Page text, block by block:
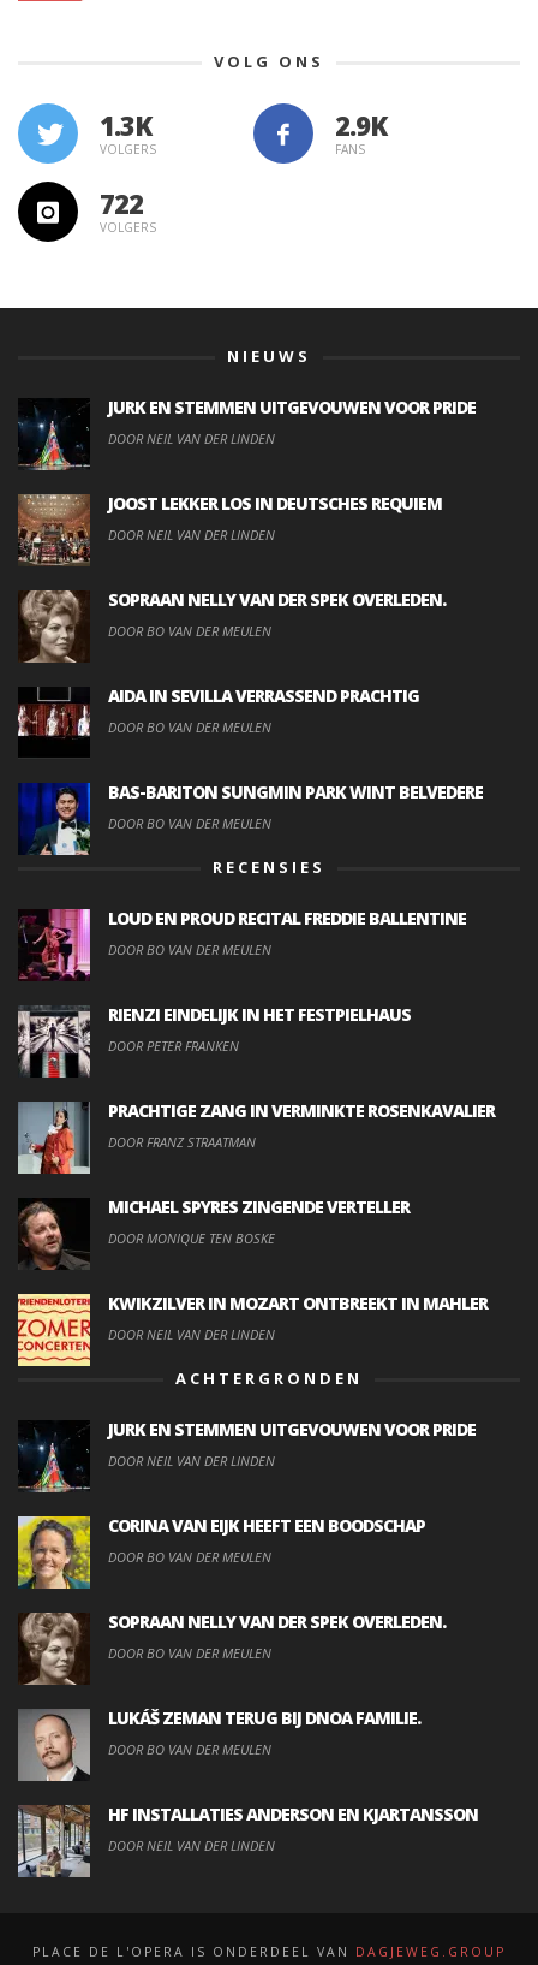
VOLG ONS
1.3K
VOLGERS FANS
722
VOLGERS
NIEUWS
JURK EN STEMMEN UITGEVOUWEN VOOR PRIDE
DOOR NEIL VAN DER LINDEN
JOOST LEKKER LOS IN DEUTSCHES REQUIEM
DOOR NEIL VAN DER LINDEN
SOPRAAN NELLY VAN DER SPEK OVERLEDEN.
DOOR BO VAN DER MEULEN
AIDA IN SEVILLA VERRASSEND PRACHTIG
DOOR BO VAN DER MEULEN
BAS-BARITON SUNGMIN PARK WINT BELVEDERE
DOOR BO VAN DER MEULEN
RECENSIES
LOUD EN PROUD RECITAL FREDDIE BALLENTINE
DOOR BO VAN DER MEULEN
RIENZI EINDELIJK IN HET FESTPIELHAUS
DOOR PETER FRANKEN
PRACHTIGE ZANG IN VERMINKTE ROSENKAVALIER
DOOR FRANZ STRAATMAN
MICHAEL SPYRES ZINGENDE VERTELLER
DOOR MONIQUE TEN BOSKE
KWIKZILVER IN MOZART ONTBREEKT IN MAHLER
DOOR NEIL VAN DER LINDEN
ACHTERGRONDEN
JURK EN STEMMEN UITGEVOUWEN VOOR PRIDE
DOOR NEIL VAN DER LINDEN
CORINA VAN EIJK HEEFT EEN BOODSCHAP
DOOR BO VAN DER MEULEN
SOPRAAN NELLY VAN DER SPEK OVERLEDEN.
DOOR BO VAN DER MEULEN
LUKÁŠ ZEMAN TERUG BIJ DNOA FAMILIE.
DOOR BO VAN DER MEULEN
HF INSTALLATIES ANDERSON EN KJARTANSSON
DOOR NEIL VAN DER LINDEN
PLACE DE L'OPERA IS ONDERDEEL VAN DAGJEWEG.GROUP